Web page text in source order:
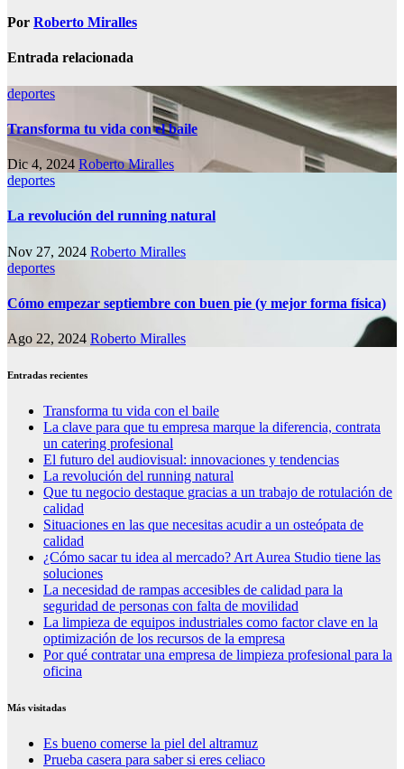
Por Roberto Miralles
Entrada relacionada
deportes
Transforma tu vida con el baile
Dic 4, 2024 Roberto Miralles
deportes
La revolución del running natural
Nov 27, 2024 Roberto Miralles
deportes
Cómo empezar septiembre con buen pie (y mejor forma física)
Ago 22, 2024 Roberto Miralles
Entradas recientes
Transforma tu vida con el baile
La clave para que tu empresa marque la diferencia, contrata
un catering profesional
El futuro del audiovisual: innovaciones y tendencias
La revolución del running natural
Que tu negocio destaque gracias a un trabajo de rotulación de
calidad
Situaciones en las que necesitas acudir a un osteópata de
calidad
¿Cómo sacar tu idea al mercado? Art Aurea Studio tiene las
soluciones
La necesidad de rampas accesibles de calidad para la
seguridad de personas con falta de movilidad
La limpieza de equipos industriales como factor clave en la
optimización de los recursos de la empresa
Por qué contratar una empresa de limpieza profesional para la
oficina
Más visitadas
Es bueno comerse la piel del altramuz
Prueba casera para saber si eres celiaco